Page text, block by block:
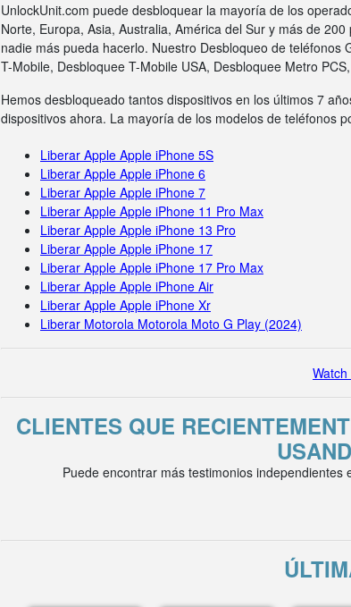
UnlockUnit.com puede desbloquear la mayoría de los
Norte, Europa, Asia, Australia, América del Sur y más de
nadie más pueda hacerlo. Nuestro Desbloqueo de
T-Mobile, Desbloquee T-Mobile USA, Desbloquee Metro
Hemos desbloqueado tantos dispositivos en los últimos 7
dispositivos ahora. La mayoría de los modelos de teléfonos
Liberar Apple Apple iPhone 5S
Liberar Apple Apple iPhone 6
Liberar Apple Apple iPhone 7
Liberar Apple Apple iPhone 11 Pro Max
Liberar Apple Apple iPhone 13 Pro
Liberar Apple Apple iPhone 17
Liberar Apple Apple iPhone 17 Pro Max
Liberar Apple Apple iPhone Air
Liberar Apple Apple iPhone Xr
Liberar Motorola Motorola Moto G Play (2024)
CLIENTES QUE
Puede encontrar más testimonios independientes